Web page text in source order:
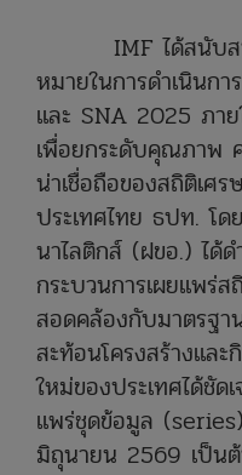
IMF ได้สนับสนุน
หมายในการดำเนินก
และ SNA 2025 ภา
เพื่อยกระดับคุณภาพ
น่าเชื่อถือของสถิติเศ
ประเทศไทย ธปท. โด
นาไลติกส์ (ฝขอ.) ได้
กระบวนการเผยแพร่ส
สอดคล้องกับมาตรฐา
สะท้อนโครงสร้างแล
ใหม่ของประเทศได้ชั
แพร่ชุดข้อมูล
มิถุนายน 2569 เป็น